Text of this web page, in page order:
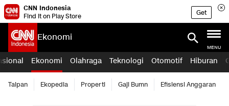
CNN Indonesia
Find it on Play Store
Get
Ekonomi
MENU
Ekonomi Olahraga Teknologi Otomotif Hiburan
Taipan Ekopedia Properti Gaji Bumn Efisiensi Anggaran